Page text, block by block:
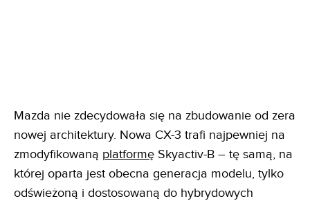
Mazda nie zdecydowała się na zbudowanie od zera
nowej architektury. Nowa CX-3 trafi najpewniej na
zmodyfikowaną platformę Skyactiv-B – tę samą, na
której oparta jest obecna generacja modelu, tylko
odświeżoną i dostosowaną do hybrydowych